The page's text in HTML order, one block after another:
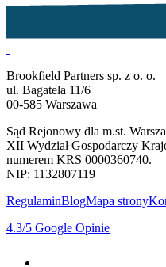
Brookfield Partners sp. z o. o.
ul. Bagatela 11/6
00-585 Warszawa
Sąd Rejonowy dla m.st.
XII Wydział Gospodarczy
numerem KRS 0000360740.
NIP: 1132807119
RegulaminBlogMapa strony
4.3/5 Google Opinie